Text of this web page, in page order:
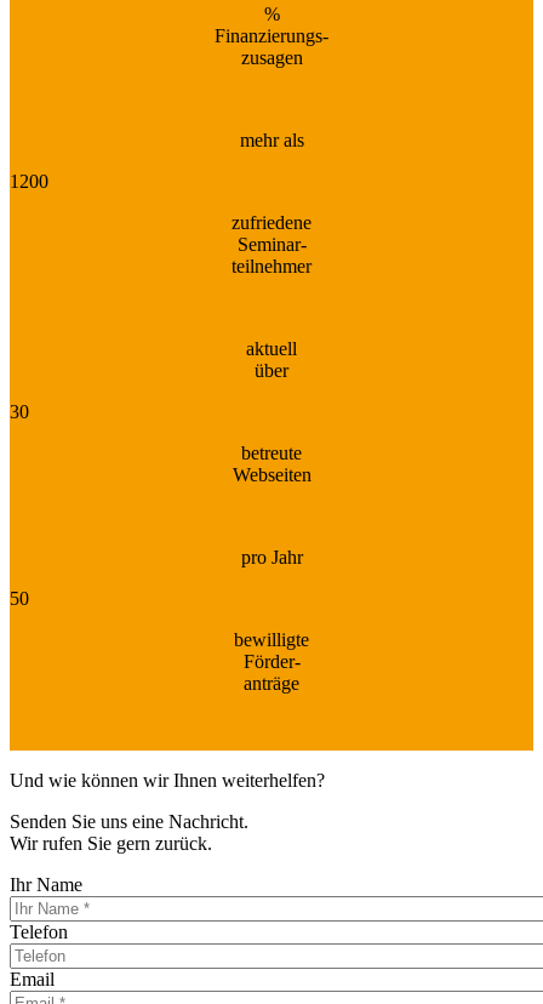
%
Finanzierungs-
zusagen
mehr als
1200
zufriedene
Seminar-
teilnehmer
aktuell
über
30
betreute
Webseiten
pro Jahr
50
bewilligte
Förder-
anträge
Und wie können wir Ihnen weiterhelfen?
Senden Sie uns eine Nachricht.
Wir rufen Sie gern zurück.
Ihr Name
Telefon
Email